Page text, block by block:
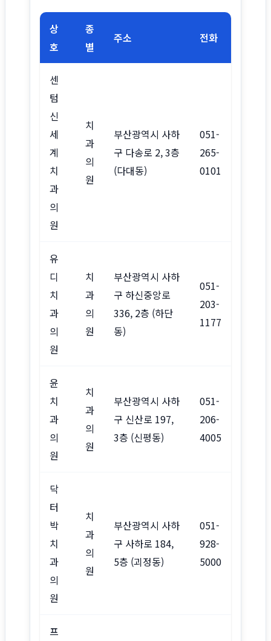
상
호
종
별
주소 전화
센
텀
신
세
계
치
과
의
원
치
과
의
원
부산광역시 사하
구 다송로 2, 3층
(다대동)
051-
265-
0101
유
디
치
과
의
원
치
과
의
원
부산광역시 사하
구 하신중앙로
336, 2층 (하단
동)
051-
203-
1177
윤
치
과
의
원
치
과
의
원
부산광역시 사하
구 신산로 197,
3층 (신평동)
051-
206-
4005
닥
터
박
치
과
의
원
치
과
의
원
부산광역시 사하
구 사하로 184,
5층 (괴정동)
051-
928-
5000
프